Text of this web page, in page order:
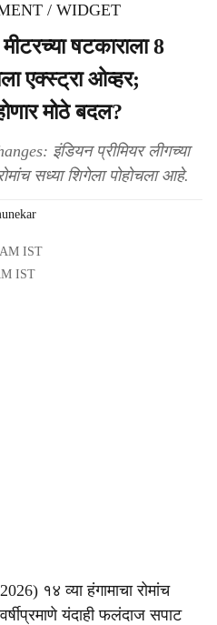
/ WIDGET
षटकाराला 8
एक्स्ट्रा ओव्हर;
मोठे बदल?
इंडियन प्रीमियर लीगच्या
सध्या शिगेला पोहोचला आहे.
IST
IST
१४ व्या हंगामाचा रोमांच
यंदाही फलंदाज सपाट